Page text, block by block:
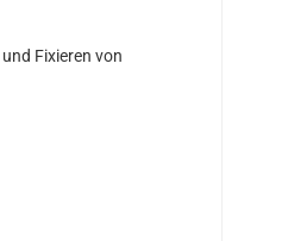
Fixieren von